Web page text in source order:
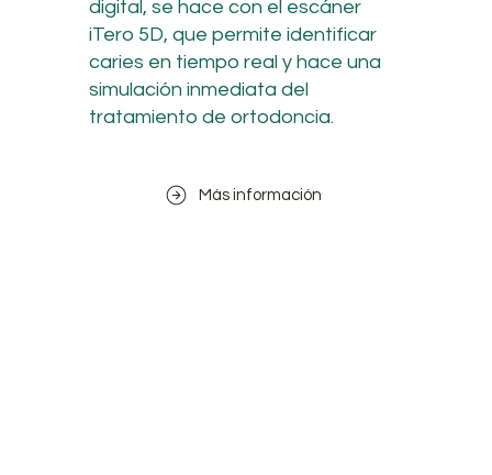
digital, se hace con el escáner
iTero 5D, que permite identificar
caries en tiempo real y hace una
simulación inmediata del
tratamiento de ortodoncia.
Más información